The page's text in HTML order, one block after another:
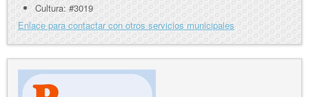
Cultura: #3019
Enlace para contactar con otros servicios municipales